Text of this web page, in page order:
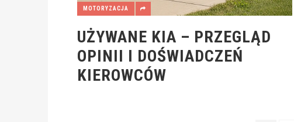
MOTORYZACJA
UŻYWANE KIA – PRZEGLĄD
OPINII I DOŚWIADCZEŃ
KIEROWCÓW